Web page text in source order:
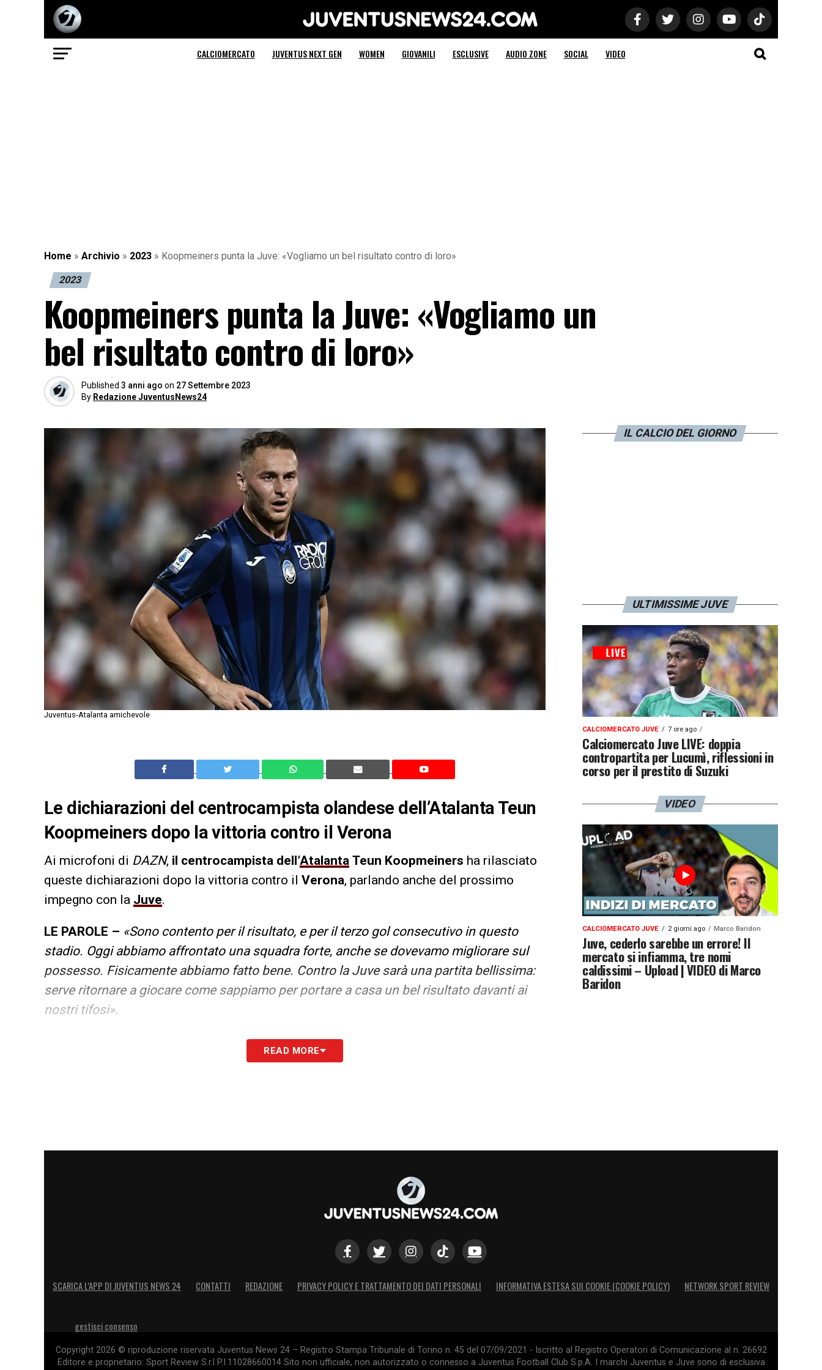
Juventus News 24
CALCIOMERCATO JUVENTUS NEXT GEN WOMEN GIOVANILI ESCLUSIVE AUDIO ZONE SOCIAL VIDEO
Home » Archivio » 2023 » Koopmeiners punta la Juve: «Vogliamo un bel risultato contro di loro»
2023
Koopmeiners punta la Juve: «Vogliamo un
bel risultato contro di loro»
Published 3 anni ago on 27 Settembre 2023
By Redazione JuventusNews24
Juventus-Atalanta amichevole
Le dichiarazioni del centrocampista olandese dell’Atalanta Teun
Koopmeiners dopo la vittoria contro il Verona
Ai microfoni di DAZN, il centrocampista dell’Atalanta Teun Koopmeiners ha rilasciato
queste dichiarazioni dopo la vittoria contro il Verona, parlando anche del prossimo
impegno con la Juve.
LE PAROLE – «Sono contento per il risultato, e per il terzo gol consecutivo in questo
stadio. Oggi abbiamo affrontato una squadra forte, anche se dovevamo migliorare sul
possesso. Fisicamente abbiamo fatto bene. Contro la Juve sarà una partita bellissima:
serve ritornare a giocare come sappiamo per portare a casa un bel risultato davanti ai
nostri tifosi».
LA PLAYLIST DELLE NOSTRE TOP NEWSREAD MORE
IL CALCIO DEL GIORNO
ULTIMISSIME JUVE
CALCIOMERCATO JUVE 7 ore ago
Calciomercato Juve LIVE: doppia
contropartita per Lucumì, riflessioni in
corso per il prestito di Suzuki
VIDEO
CALCIOMERCATO JUVE 2 giorni ago Marco Baridon
Juve, cederlo sarebbe un errore! Il
mercato si infiamma, tre nomi
caldissimi – Upload | VIDEO di Marco
Baridon
SCARICA L’APP DI JUVENTUS NEWS 24 CONTATTI REDAZIONE PRIVACY POLICY E TRATTAMENTO DEI DATI PERSONALI INFORMATIVA ESTESA SUI COOKIE (COOKIE POLICY) NETWORK SPORT REVIEW
gestisci consenso
Copyright 2026 © riproduzione riservata Juventus News 24 – Registro Stampa Tribunale di Torino n. 45 del 07/09/2021 - Iscritto al Registro Operatori di Comunicazione al n. 26692
Editore e proprietario: Sport Review S.r.l P.I.11028660014 Sito non ufficiale, non autorizzato o connesso a Juventus Football Club S.p.A. I marchi Juventus e Juve sono di esclusiva